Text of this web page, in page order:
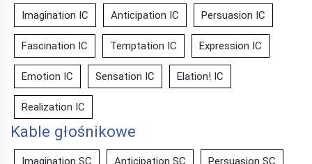
Imagination IC Anticipation IC Persuasion IC
Fascination IC Temptation IC Expression IC
Emotion IC Sensation IC Elation! IC
Realization IC
Kable głośnikowe
Imagination SC Anticipation SC Persuasion SC